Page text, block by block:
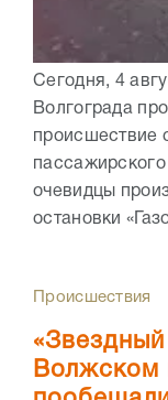
Сегодня, 4
Волгограда
происшествие
очевидцы
остановки
Происшествия
Волжском